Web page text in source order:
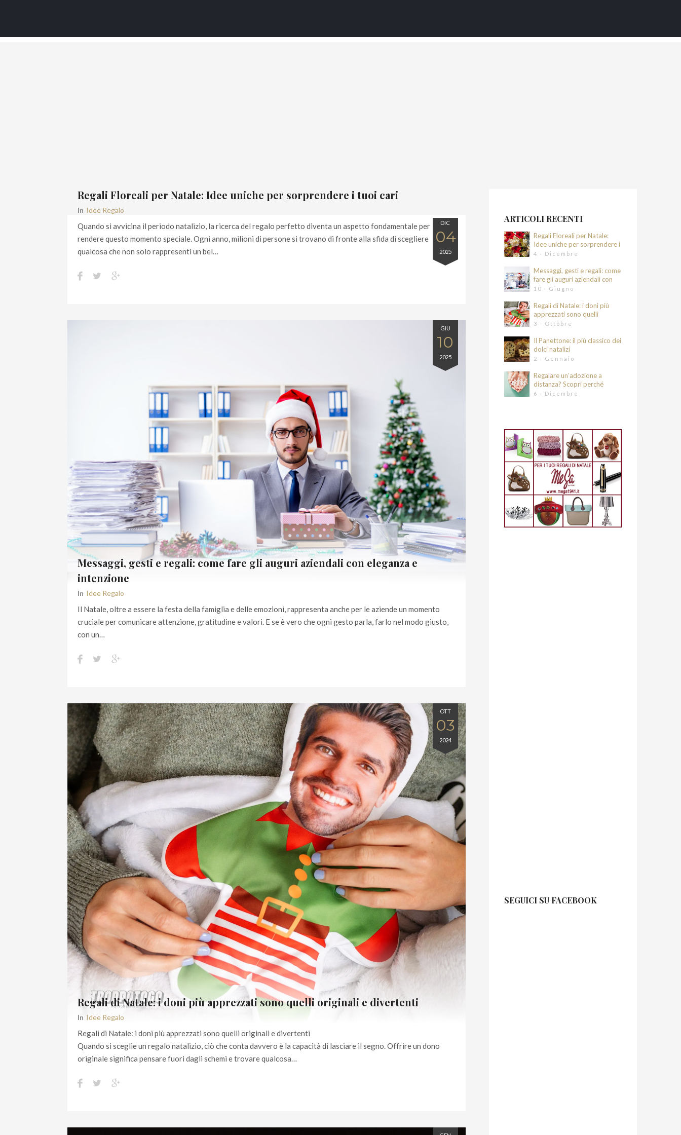
DIC
04
2025
Regali Floreali per Natale: Idee uniche per sorprendere i tuoi cari
In Idee Regalo
Quando si avvicina il periodo natalizio, la ricerca del regalo perfetto diventa un aspetto fondamentale per
rendere questo momento speciale. Ogni anno, milioni di persone si trovano di fronte alla sfida di scegliere
qualcosa che non solo rappresenti un bel…
GIU
10
2025
Messaggi, gesti e regali: come fare gli auguri aziendali con eleganza e
intenzione
In Idee Regalo
Il Natale, oltre a essere la festa della famiglia e delle emozioni, rappresenta anche per le aziende un momento
cruciale per comunicare attenzione, gratitudine e valori. E se è vero che ogni gesto parla, farlo nel modo giusto,
con un…
OTT
03
2024
Regali di Natale: i doni più apprezzati sono quelli originali e divertenti
In Idee Regalo
Regali di Natale: i doni più apprezzati sono quelli originali e divertenti
Quando si sceglie un regalo natalizio, ciò che conta davvero è la capacità di lasciare il segno. Offrire un dono
originale significa pensare fuori dagli schemi e trovare qualcosa…
ARTICOLI RECENTI
Regali Floreali per Natale:
Idee uniche per sorprendere i
tuoi cari
4 - Dicembre
Messaggi, gesti e regali: come
fare gli auguri aziendali con
eleganza e intenzione
10 - Giugno
Regali di Natale: i doni più
apprezzati sono quelli
originali e divertenti
3 - Ottobre
Il Panettone: il più classico dei
dolci natalizi
2 - Gennaio
Regalare un’adozione a
distanza? Scopri perché
6 - Dicembre
SEGUICI SU FACEBOOK